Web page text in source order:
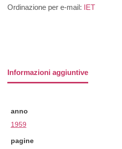
Ordinazione per e-mail: IET
Informazioni aggiuntive
anno
1959
pagine